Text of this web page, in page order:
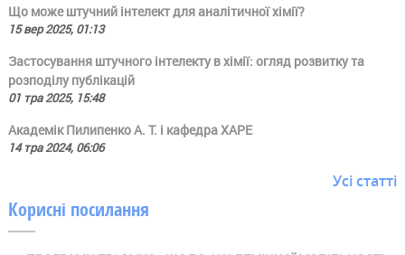
Що може штучний інтелект для аналітичної хімії?
15 вер 2025, 01:13
Застосування штучного інтелекту в хімії: огляд розвитку та
розподілу публікацій
01 тра 2025, 15:48
Академік Пилипенко А. Т. і кафедра ХАРЕ
14 тра 2024, 06:06
Усі статті
Корисні посилання